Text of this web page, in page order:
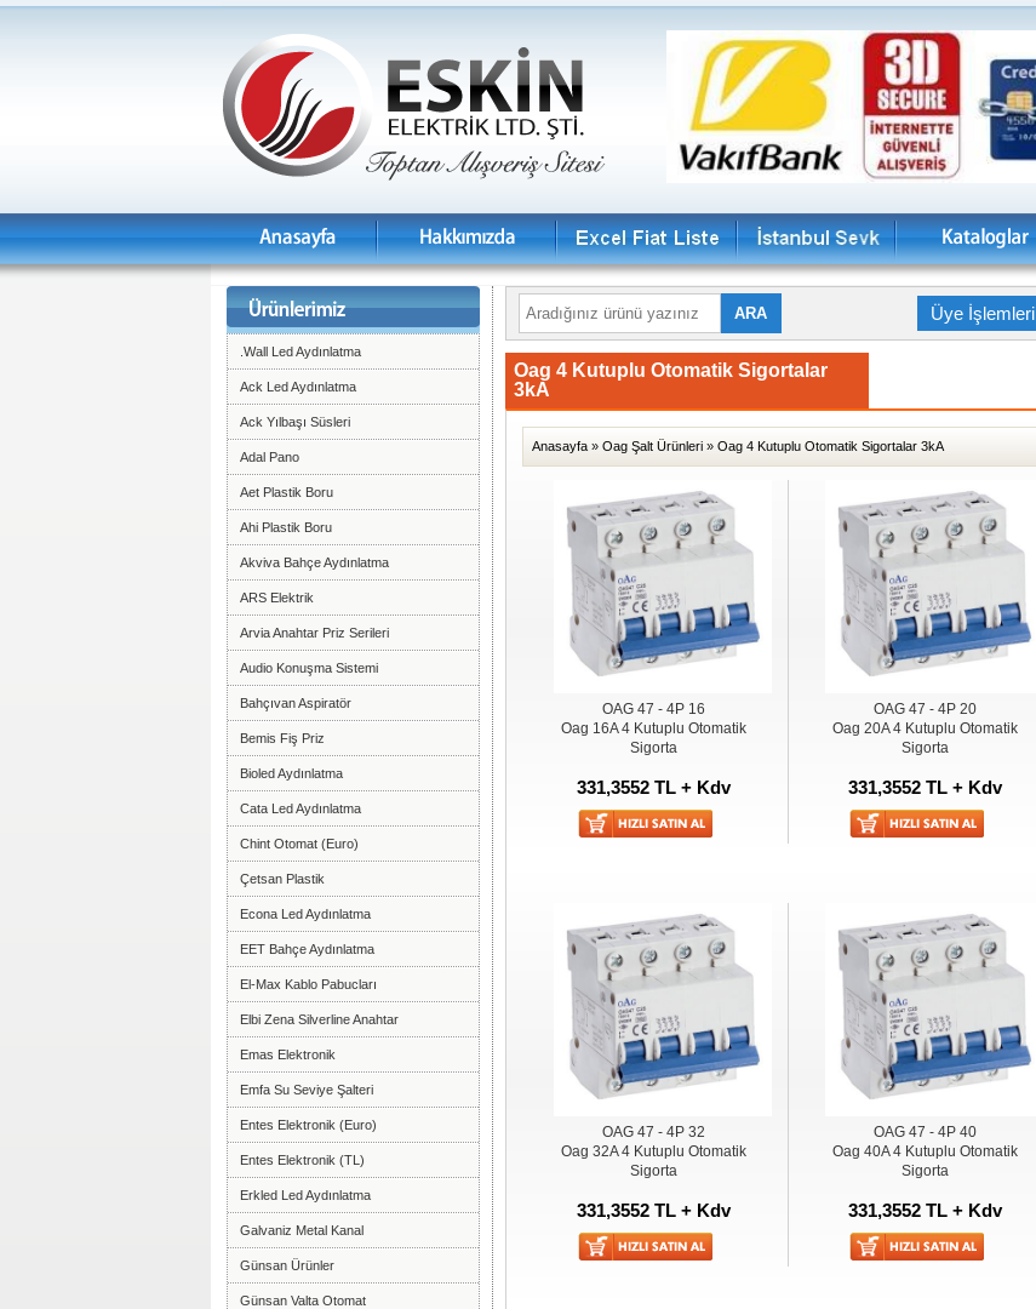
.Wall Led Aydınlatma
Ack Led Aydınlatma
Ack Yılbaşı Süsleri
Adal Pano
Aet Plastik Boru
Ahi Plastik Boru
Akviva Bahçe Aydınlatma
ARS Elektrik
Arvia Anahtar Priz Serileri
Audio Konuşma Sistemi
Bahçıvan Aspiratör
Bemis Fiş Priz
Bioled Aydınlatma
Cata Led Aydınlatma
Chint Otomat (Euro)
Çetsan Plastik
Econa Led Aydınlatma
EET Bahçe Aydınlatma
El-Max Kablo Pabucları
Elbi Zena Silverline Anahtar
Emas Elektronik
Emfa Su Seviye Şalteri
Entes Elektronik (Euro)
Entes Elektronik (TL)
Erkled Led Aydınlatma
Galvaniz Metal Kanal
Günsan Ürünler
Günsan Valta Otomat
Üye İşlemleri
Oag 4 Kutuplu Otomatik Sigortalar
3kA
Anasayfa» Oag Şalt Ürünleri» Oag 4 Kutuplu Otomatik Sigortalar 3kA
OAG 47 - 4P 16
Oag 16A 4 Kutuplu Otomatik
Sigorta
331,3552 TL + Kdv
OAG 47 - 4P 20
Oag 20A 4 Kutuplu Otomatik
Sigorta
331,3552 TL + Kdv
OAG 47 - 4P 32
Oag 32A 4 Kutuplu Otomatik
Sigorta
331,3552 TL + Kdv
OAG 47 - 4P 40
Oag 40A 4 Kutuplu Otomatik
Sigorta
331,3552 TL + Kdv